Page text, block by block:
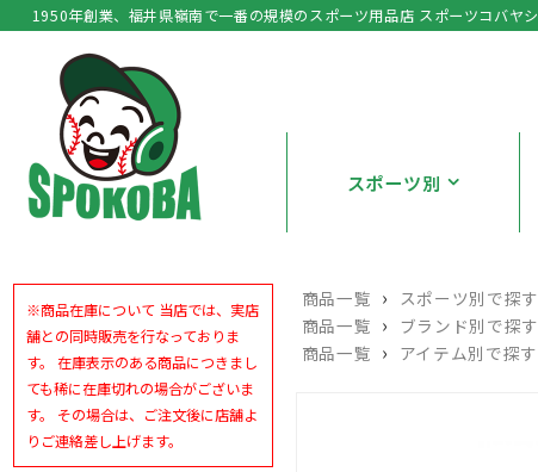
1950年創業、福井県嶺南で一番の規模のスポーツ用品店 スポーツコバヤシ
スポーツ別
商品一覧 › スポーツ別で探す
商品一覧 › ブランド別で探す
商品一覧 › アイテム別で探す
※商品在庫について 当店では、実店
舗との同時販売を行なっておりま
す。 在庫表示のある商品につきまし
ても稀に在庫切れの場合がございま
す。 その場合は、ご注文後に店舗よ
りご連絡差し上げます。